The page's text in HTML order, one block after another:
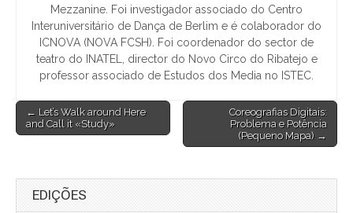
Mezzanine. Foi investigador associado do Centro
Interuniversitário de Dança de Berlim e é colaborador do
ICNOVA (NOVA FCSH). Foi coordenador do sector de
teatro do INATEL, director do Novo Circo do Ribatejo e
professor associado de Estudos dos Media no ISTEC.
Post
navigation
← Let’s Walk around Here
and Call it «Study»
Coreografias Digitais:
Problema e Potência
(Pequeno Mapa) →
EDIÇÕES